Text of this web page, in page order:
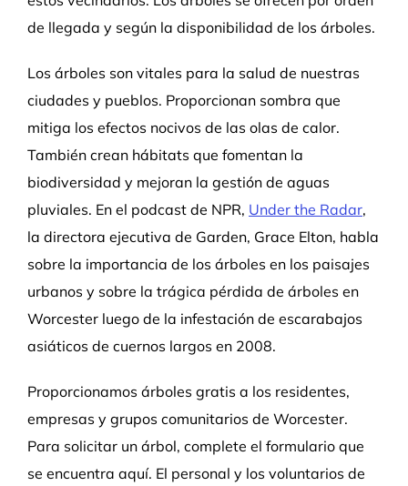
de llegada y según la disponibilidad de los árboles.
Los árboles son vitales para la salud de nuestras
ciudades y pueblos. Proporcionan sombra que
mitiga los efectos nocivos de las olas de calor.
También crean hábitats que fomentan la
biodiversidad y mejoran la gestión de aguas
pluviales. En el podcast de NPR, Under the Radar,
la directora ejecutiva de Garden, Grace Elton, habla
sobre la importancia de los árboles en los paisajes
urbanos y sobre la trágica pérdida de árboles en
Worcester luego de la infestación de escarabajos
asiáticos de cuernos largos en 2008.
Proporcionamos árboles gratis a los residentes,
empresas y grupos comunitarios de Worcester.
Para solicitar un árbol, complete el formulario que
se encuentra aquí. El personal y los voluntarios de